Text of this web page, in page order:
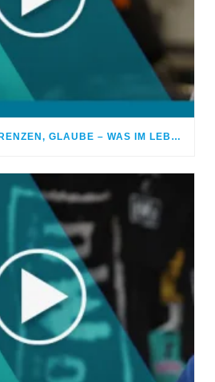
GOLDMEDAILLEN, GRENZEN, GLAUBE – WAS IM LEBEN WIRKLICH ZÄHLT